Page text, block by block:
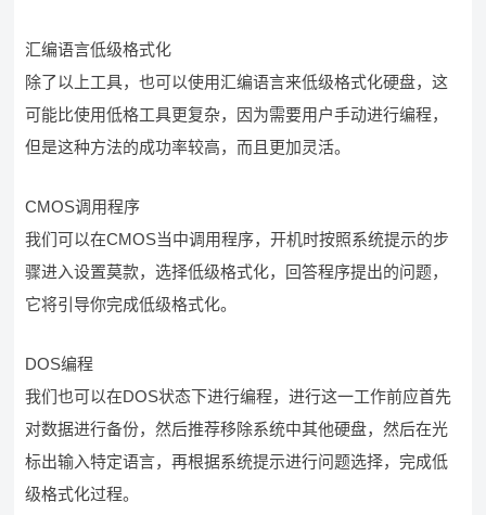
汇编语言低级格式化
除了以上工具，也可以使用汇编语言来低级格式化硬盘，这
可能比使用低格工具更复杂，因为需要用户手动进行编程，
但是这种方法的成功率较高，而且更加灵活。
CMOS调用程序
我们可以在CMOS当中调用程序，开机时按照系统提示的步
骤进入设置莫款，选择低级格式化，回答程序提出的问题，
它将引导你完成低级格式化。
DOS编程
我们也可以在DOS状态下进行编程，进行这一工作前应首先
对数据进行备份，然后推荐移除系统中其他硬盘，然后在光
标出输入特定语言，再根据系统提示进行问题选择，完成低
级格式化过程。